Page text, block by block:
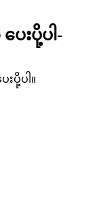
းပို့ပါ-
ပို့ပါ။